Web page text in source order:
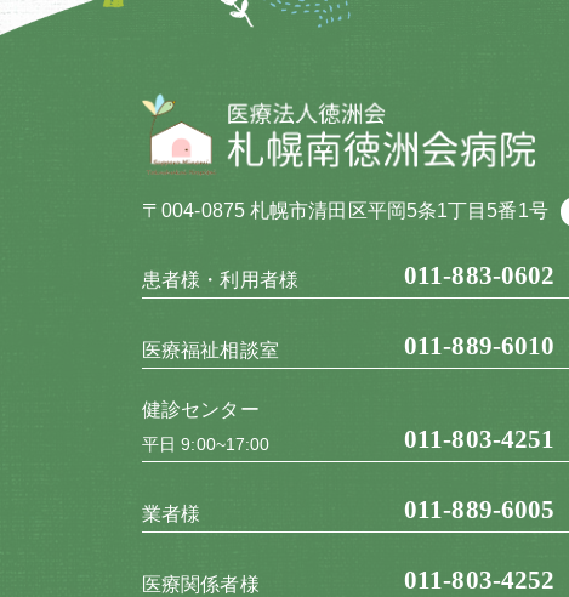
〒004-0875 札幌市清田区平岡5条1丁目5番1号
患者様・利用者様 011-883-0602
医療福祉相談室 011-889-6010
健診センター
平日 9:00~17:00 011-803-4251
業者様 011-889-6005
医療関係者様 011-803-4252